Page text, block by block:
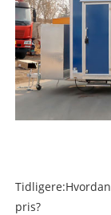
Tidligere:
pris?